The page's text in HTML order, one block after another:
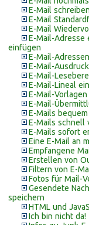
E-Mail
E-Mail
E-Mail
E-Mail-Adresse
einfügen
E-Mail-
E-Mail-
E-Mail-
E-Mail-Lineal
E-Mail-Vorlagen
E-Mail-
E-Mails
E-Mails schnell
E-Mails sofort
Eine E-Mail an
Empfangene
Erstellen von
Filtern von E-
Fotos für Mail-
Gesendete
speichern
HTML und
Ich bin nicht da!